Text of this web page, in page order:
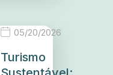
05/20/2026
Turismo